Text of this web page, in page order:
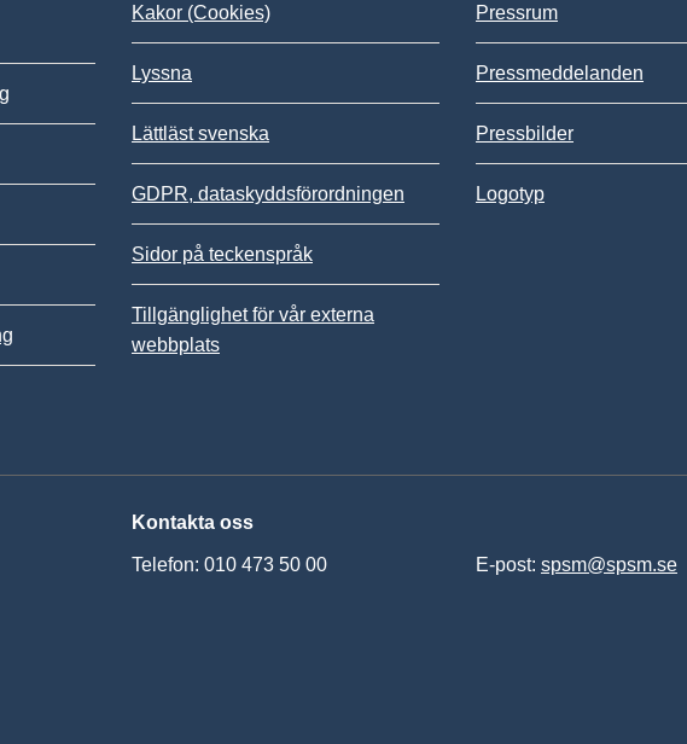
Kakor (Cookies)
Lyssna
Lättläst svenska
GDPR, dataskyddsförordningen
Sidor på teckenspråk
Tillgänglighet för vår externa
webbplats
Pressrum
Pressmeddelanden
Pressbilder
Logotyp
Kontakta oss
Telefon: 010 473 50 00 E-post: spsm@spsm.se